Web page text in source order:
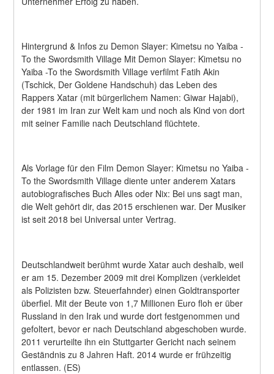
Hintergrund & Infos zu Demon Slayer: Kimetsu no Yaiba -
To the Swordsmith Village Mit Demon Slayer: Kimetsu no
Yaiba -To the Swordsmith Village verfilmt Fatih Akin
(Tschick, Der Goldene Handschuh) das Leben des
Rappers Xatar (mit bürgerlichem Namen: Giwar Hajabi),
der 1981 im Iran zur Welt kam und noch als Kind von dort
mit seiner Familie nach Deutschland flüchtete.
Als Vorlage für den Film Demon Slayer: Kimetsu no Yaiba -
To the Swordsmith Village diente unter anderem Xatars
autobiografisches Buch Alles oder Nix: Bei uns sagt man,
die Welt gehört dir, das 2015 erschienen war. Der Musiker
ist seit 2018 bei Universal unter Vertrag.
Deutschlandweit berühmt wurde Xatar auch deshalb, weil
er am 15. Dezember 2009 mit drei Komplizen (verkleidet
als Polizisten bzw. Steuerfahnder) einen Goldtransporter
überfiel. Mit der Beute von 1,7 Millionen Euro floh er über
Russland in den Irak und wurde dort festgenommen und
gefoltert, bevor er nach Deutschland abgeschoben wurde.
2011 verurteilte ihn ein Stuttgarter Gericht nach seinem
Geständnis zu 8 Jahren Haft. 2014 wurde er frühzeitig
entlassen. (ES)